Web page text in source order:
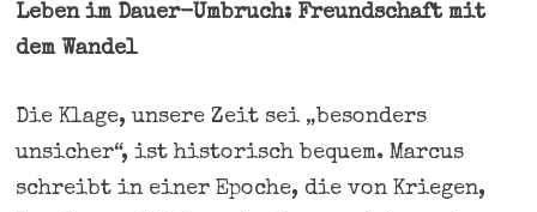
Leben im Dauer-Umbruch: Freundschaft mit
dem Wandel
Die Klage, unsere Zeit sei „besonders
unsicher“, ist historisch bequem. Marcus
schreibt in einer Epoche, die von Kriegen,